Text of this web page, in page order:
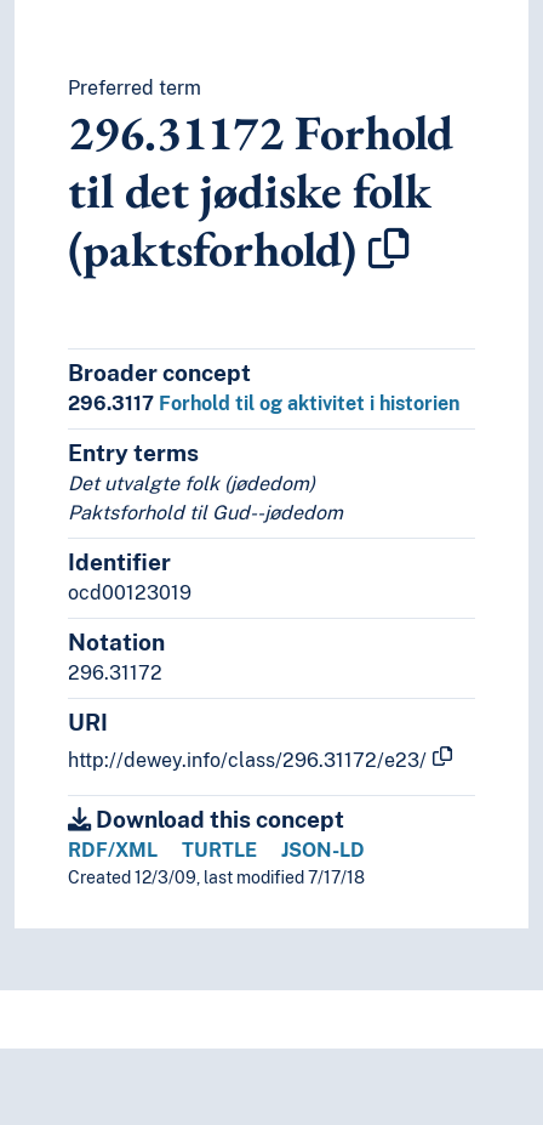
Preferred term
296.31172Forhold
til det jødiske folk
(paktsforhold)
Broader concept
296.3117 Forhold til og aktivitet i historien
Entry terms
Det utvalgte folk (jødedom)
Paktsforhold til Gud--jødedom
Identifier
ocd00123019
Notation
296.31172
URI
http://dewey.info/class/296.31172/e23/
Download this concept
RDF/XML TURTLE JSON-LD
Created 12/3/09, last modified 7/17/18